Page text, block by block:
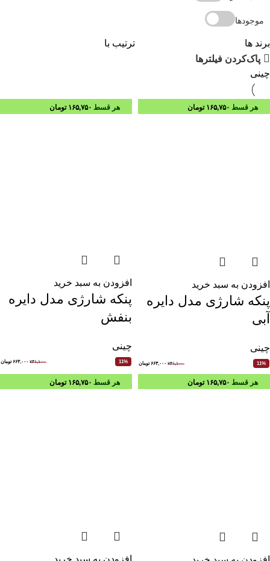
موجودها
برند ها
ترتیب با
پاک‌کردن فیلترها
چینی
هر قسط ۱۶۵,۷۵۰ تومان
افزودن به سبد خرید
پنکه شارژی مدل دایره
آبی
چینی
11% ۷۴۱,۱۰۰ ۶۶۳,۰۰۰ تومان
هر قسط ۱۶۵,۷۵۰ تومان
افزودن به سبد خرید
پنکه شارژی مدل دایره
بنفش
چینی
11% ۷۴۱,۱۰۰ ۶۶۳,۰۰۰ تومان
هر قسط ۱۶۵,۷۵۰ تومان هر قسط ۱۶۵,۷۵۰ تومان
افزودن به سبد خرید